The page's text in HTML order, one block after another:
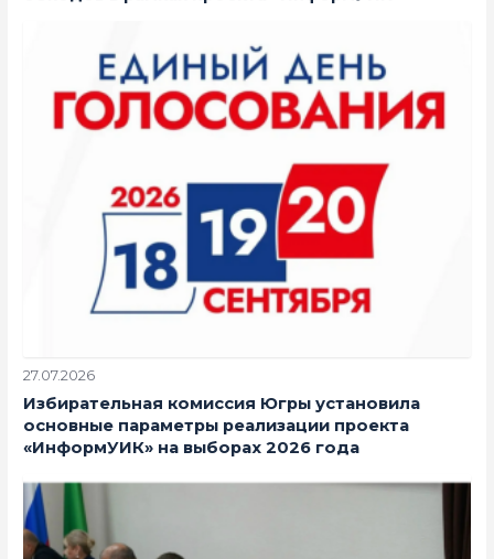
27.07.2026
Избирательная комиссия Югры установила
основные параметры реализации проекта
«ИнформУИК» на выборах 2026 года